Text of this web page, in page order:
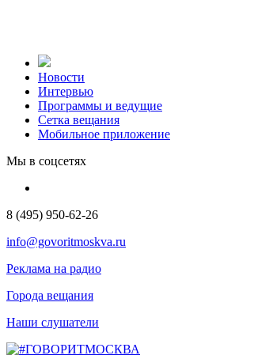
Новости
Интервью
Программы и ведущие
Сетка вещания
Мобильное приложение
Мы в соцсетях
8 (495) 950-62-26
info@govoritmoskva.ru
Реклама на радио
Города вещания
Наши слушатели